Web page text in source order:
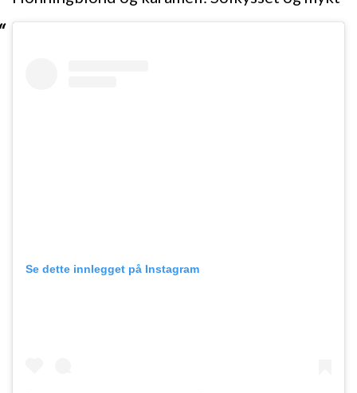
Se dette innlegget på Instagram